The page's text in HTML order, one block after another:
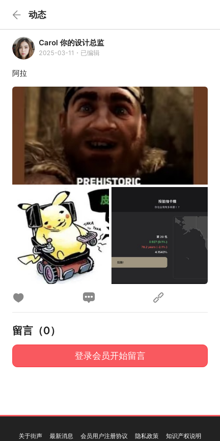
动态
Carol 你的设计总监
2025-03-11・已编辑
阿拉
留言（0）
登录会员开始留言
关于街声 最新消息 会员用户注册协议 隐私政策 知识产权说明